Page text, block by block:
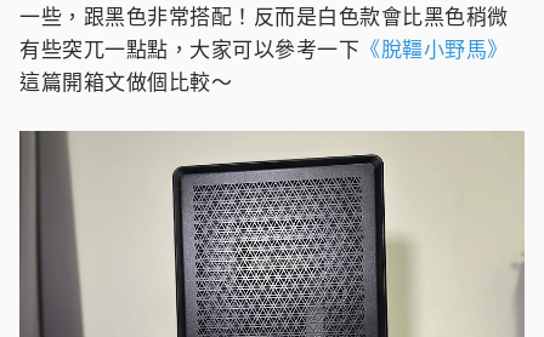
一些，跟黑色非常搭配！反而是白色款會比黑色稍微
有些突兀一點點，大家可以參考一下 《脫韁小野馬》
這篇開箱文做個比較～